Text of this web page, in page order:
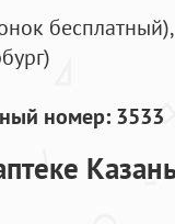
бесплатный),
номер: 3533